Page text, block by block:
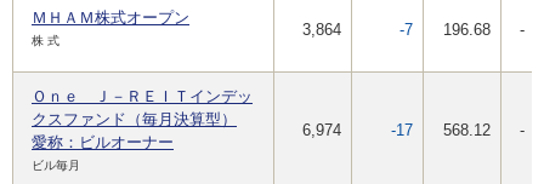
ＭＨＡＭ株式オープン
株 式
3,864 -7 196.68 -
Ｏｎｅ Ｊ－ＲＥＩＴインデッ
クスファンド（毎月決算型）
愛称：ビルオーナー
ビル毎月
6,974 -17 568.12 -